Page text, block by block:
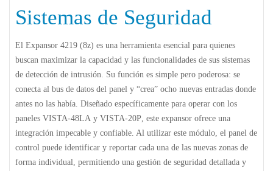
Sistemas de Seguridad
El Expansor 4219 (8z) es una herramienta esencial para quienes
buscan maximizar la capacidad y las funcionalidades de sus sistemas
de detección de intrusión. Su función es simple pero poderosa: se
conecta al bus de datos del panel y “crea” ocho nuevas entradas donde
antes no las había. Diseñado específicamente para operar con los
paneles VISTA-48LA y VISTA-20P , este expansor ofrece una
integración impecable y confiable. Al utilizar este módulo, el panel de
control puede identificar y reportar cada una de las nuevas zonas de
forma individual, permitiendo una gestión de seguridad detallada y